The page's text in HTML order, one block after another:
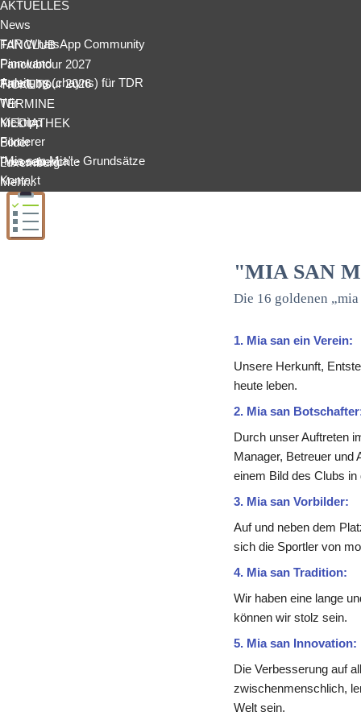
AKTUELLES
News
TdR WhatsApp Community
Pinnwand
Anleitung (chayns) für TDR
FANCLUB
Fanclubtour 2027
Fanclubtour 2026
Wir
Kicktipp
Förderer
"Mia san Mia" - Grundsätze
Kontakt
TICKETS
TERMINE
MEDIATHEK
Bilder
Presseberichte
Luxemburg
Mehr...
"MIA SAN
Die 16 goldenen
1. Mia san ein Verein:
Unsere Herkunft,
heute leben.
2. Mia san
Durch unser Auftreten
Manager, Betreuer und
einem Bild des Clubs
3. Mia san Vorbilder:
Auf und neben dem
sich die Sportler von
4. Mia san Tradition:
Wir haben eine lange
können wir stolz sein.
5. Mia san Innovation:
Die Verbesserung auf
zwischenmenschlich,
Welt sein.